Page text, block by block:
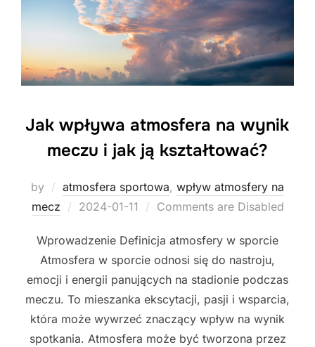
Jak wpływa atmosfera na wynik
meczu i jak ją kształtować?
by atmosfera sportowa, wpływ atmosfery na
mecz
Posted
2024-01-11 Comments are Disabled
Wprowadzenie Definicja atmosfery w sporcie
Atmosfera w sporcie odnosi się do nastroju,
emocji i energii panujących na stadionie podczas
meczu. To mieszanka ekscytacji, pasji i wsparcia,
która może wywrzeć znaczący wpływ na wynik
spotkania. Atmosfera może być tworzona przez